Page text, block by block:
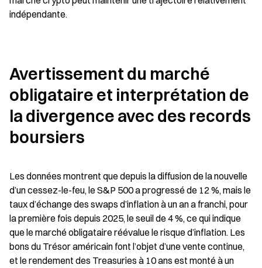
indépendante.
Avertissement du marché
obligataire et interprétation de
la divergence avec des records
boursiers
Les données montrent que depuis la diffusion de la nouvelle
d’un cessez-le-feu, le S&P 500 a progressé de 12 %, mais le
taux d’échange des swaps d’inflation à un an a franchi, pour
la première fois depuis 2025, le seuil de 4 %, ce qui indique
que le marché obligataire réévalue le risque d’inflation. Les
bons du Trésor américain font l’objet d’une vente continue,
et le rendement des Treasuries à 10 ans est monté à un